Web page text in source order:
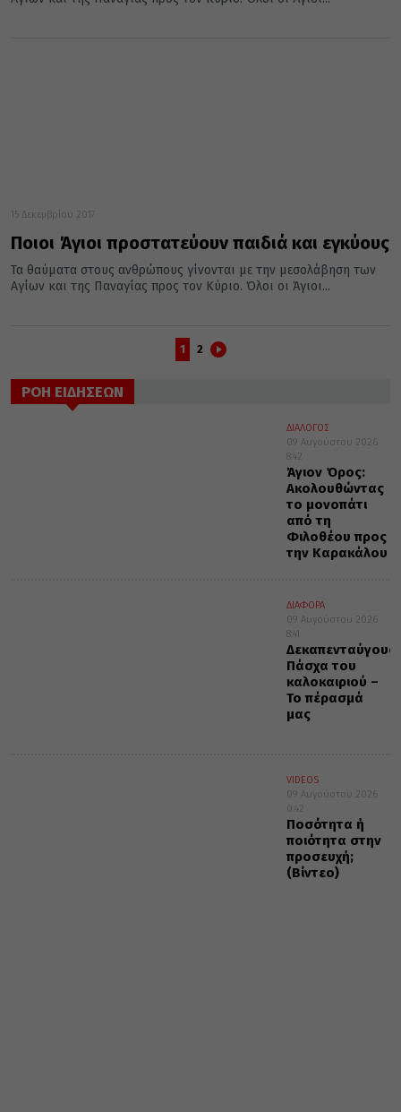
15 Δεκεμβρίου 2017
Ποιοι Άγιοι προστατεύουν παιδιά και εγκύους
Τα θαύματα στους ανθρώπους γίνονται με την μεσολάβηση των
Αγίων και της Παναγίας προς τον Κύριο. Όλοι οι Άγιοι...
1 2
ΡΟΗ ΕΙΔΗΣΕΩΝ
ΔΙΑΛΟΓΟΣ
09 Αυγούστου 2026
8:42
Άγιον Όρος:
Ακολουθώντας
το μονοπάτι
από τη
Φιλοθέου προς
την Καρακάλου
ΔΙΑΦΟΡΑ
09 Αυγούστου 2026
8:41
Πάσχα του
καλοκαιριού –
Το πέρασμά
μας
VIDEOS
09 Αυγούστου 2026
0:42
Ποσότητα ή
ποιότητα στην
προσευχή;
(Βίντεο)